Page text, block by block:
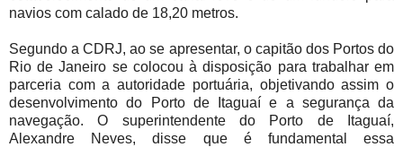
navios com calado de 18,20 metros.
Segundo a CDRJ, ao se apresentar, o capitão dos Portos do
Rio de Janeiro se colocou à disposição para trabalhar em
parceria com a autoridade portuária, objetivando assim o
desenvolvimento do Porto de Itaguaí e a segurança da
navegação. O superintendente do Porto de Itaguaí,
Alexandre Neves, disse que é fundamental essa